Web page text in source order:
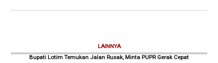
LAINNYA
Bupati Lotim Temukan Jalan Rusak, Minta PUPR Gerak Cepat